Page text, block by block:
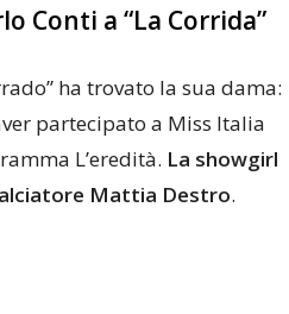
Conti a “La Corrida”
ha trovato la sua dama:
partecipato a Miss Italia
L’eredità. La showgirl
Mattia Destro.